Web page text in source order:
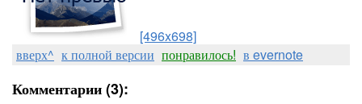
[496x698]
вверх^ к полной версии понравилось! в evernote
Комментарии (3):